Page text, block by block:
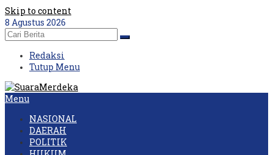
Skip to content
8 Agustus 2026
Redaksi
Tutup Menu
Menu
NASIONAL
DAERAH
POLITIK